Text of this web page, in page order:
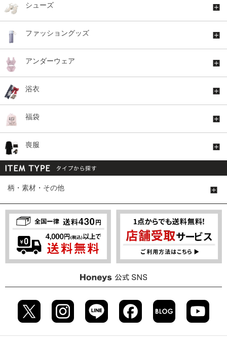
シューズ
ファッショングッズ
アンダーウェア
浴衣
福袋
喪服
柄・素材・その他